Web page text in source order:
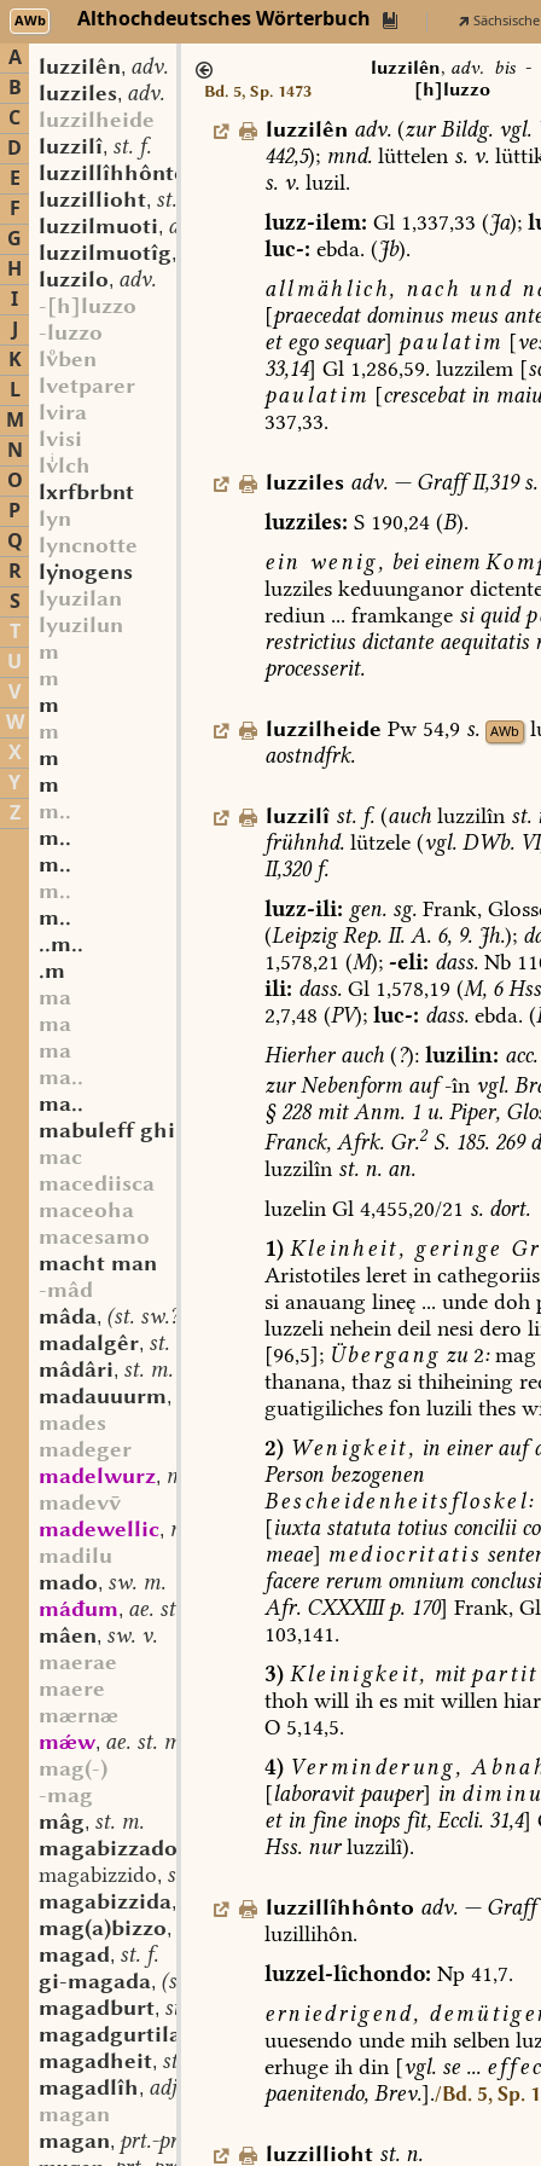
AWb Althochdeutsches Wörterbuch
A
B
C
D
E
F
G
H
I
J
K
L
M
N
O
P
Q
R
S
T
U
V
W
X
Y
Z
luzzilên, adv.
luzziles, adv.
luzzilheide
luzzilî, st. f.
luzzillîhhônto
luzzillioht, st. n.
luzzilmuoti, adj.
luzzilmuotîg,
luzzilo, adv.
-[h]luzzo
-luzzo
lben
lvetparer
lvira
lvisi
llch
lxrfbrbnt
lyn
lyncnotte
lnogens
lyuzilan
lyuzilun
m
m
m
m
m
m
m..
m..
m..
m..
m..
..m..
.m
ma
ma
ma
ma..
ma..
mabuleff ghi
mac
macediisca
maceoha
macesamo
macht man
-mâd
mâda, (st. sw.?) f.
madalgêr, st. m.
mâdâri, st. m.
madauuurm,
mades
madeger
madelwurz, mhd. st. f.
madev
madewellic, mhd. adj.
madilu
mado, sw. m.
máđum, ae. st. m.
mâen, sw. v.
maerae
maere
mærnæ
mǽw, ae. st. m.
mag(-)
-mag
mâg, st. m.
magabizzado
magabizzido, sw. m.
magabizzida,
st. f.
mag(a)bizzo,
magad, st. f.
gi-magada, (st. sw.?) f.
magadburt, st. f.
magadgurtila
magadheit, st. f.
magadlîh, adj.
magan
magan, prt.-prs.
Bd. 5, Sp. 1473
luzzilên, adv. bis -
[h]luzzo
luzzilên adv. (zurBildg. vgl.
442,5); mnd. lüttelen s.v.
s.v.luzil.
luzz-ilem: Gl1,337,33 (Ja);
luc-: ebda. (Jb).
allmählich, nach und
[praecedat dominusmeus
etegosequar] paulatim [
33,14] Gl1,286,59. luzzilem [
paulatim [crescebatin
337,33.
luzziles adv. —GraffII,319s.
luzziles: S190,24(B).
ein wenig, beieinem
luzziles keduunganor
rediun... framkange siquid
restrictiusdictanteaequitatis
processerit.
luzzilheide Pw 54,9 s. AWb
aostndfrk.
luzzilî st. f. (auch luzzilîn st.
frühnhd. lützele(vgl.DWb.
II,320f.
luzz-ili: gen.sg.Frank,
(Leipzig Rep.II.A.6,9.Jh.);
1,578,21 (M); -eli: dass. Nb
ili: dass.Gl1,578,19 (M,6
2,7,48 (PV); luc-: dass.ebda. (
Hierherauch(?): luzilin: acc.
zur Nebenformauf-în vgl.
§228mitAnm.1u. Piper,
Franck,Afrk.Gr.2S.185.269
luzzilîn st.n.an.
luzelinGl4,455,20/21 s.dort.
1) Kleinheit, geringe
Aristotilesleretin cathegoriis
sianauang lineę... undedoh
luzzelineheindeilnesidero
[96,5]; Übergang zu 2:mag
thanana,thazsithiheining
guatigilichesfonluzili thes
2) Wenigkeit, in einerauf
Person bezogenen
Bescheidenheitsfloskel:
[iuxta statutatotiusconcilii
meae] mediocritatis
facerererumomnium
Afr.CXXXIIIp.170] Frank,
103,141.
3) Kleinigkeit, mit
thohwillih esmitwillenhiar
O5,14,5.
4) Verminderung,
[laboravit pauper] in
etinfineinopsfit, Eccli.31,4]
Hss.nurluzzilî).
luzzillîhhônto adv. —Graff
luzillihôn.
luzzel-lîchondo: Np41,7.
erniedrigend,
uuesendo undemihselben
erhugeihdin[vgl.se...
paenitendo,Brev.]./Bd. 5, Sp.
luzzillioht st. n.